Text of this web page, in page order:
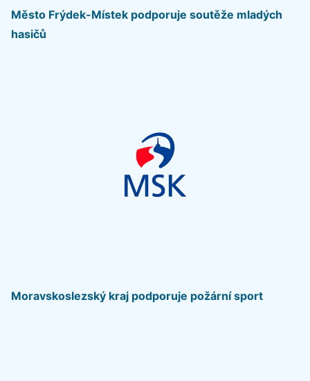
Město Frýdek-Místek podporuje soutěže mladých
hasičů
Moravskoslezský kraj podporuje požární sport